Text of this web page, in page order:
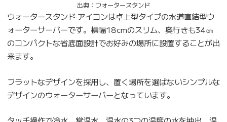
出典：ウォータースタンド
ウォータースタンド アイコンは卓上型タイプの水道直結型ウ
ォーターサーバーです。横幅18cmのスリム、奥行きも34㎝
のコンパクトな省底面設計でお好みの場所に設置することが出
来ます。
フラットなデザインを採用し、置く場所を選ばないシンプルな
デザインのウォーターサーバーとなっています。